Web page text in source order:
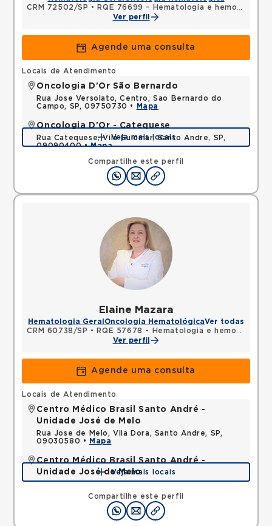
CRM 72502/SP •
RQE 76699 - Hematologia e hemoterapia
Ver perfil
Agende uma consulta
Compartilhe este perfil
Locais de Atendimento
Oncologia D'Or São Bernardo
Rua Jose Versolato, Centro, Sao Bernardo do
Campo, SP, 09750730 •
Mapa
Oncologia D'Or - Catequese
Rua Catequese, Vila Guiomar, Santo Andre, SP,
09090400 •Mapa
Veja mais locais
Elaine Mazara
Hematologia Geral Oncologia HematológicaVer todas
CRM 60738/SP •
RQE 57678 - Hematologia e hemoterapia
Ver perfil
Agende uma consulta
Compartilhe este perfil
Locais de Atendimento
Centro Médico Brasil Santo André -
Unidade José de Melo
Rua Jose de Melo, Vila Dora, Santo Andre, SP,
09030580 •
Mapa
Centro Médico Brasil Santo André -
Unidade José de Melo
Rua Jose de Melo, Vila Dora, Santo Andre, SP,
09030580 •Mapa
Veja mais locais